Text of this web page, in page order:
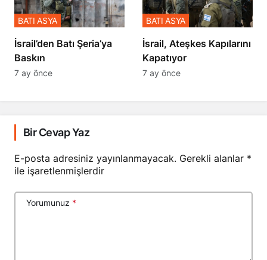
​​​​​​​İsrail’den Batı Şeria’ya
Baskın
BATI ASYA
7 ay önce
İsrail, Ateşkes Kapılarını
Kapatıyor
BATI ASYA
7 ay önce
Bir Cevap Yaz
E-posta adresiniz yayınlanmayacak. Gerekli alanlar *
ile işaretlenmişlerdir
Yorumunuz *